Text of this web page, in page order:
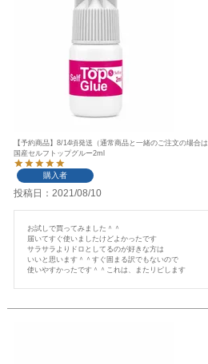
【予約商品】8/14頃発送（通常商品と一緒のご注文の場合
国産セルフトップグルー2ml
購入者
投稿日 2021/08/10
お試しで買ってみました＾＾
届いてすぐ使いましたけどよかったです
サラサラよりドロとしてるのが好きな方は
いいと思います＾＾すぐ固まる訳でもないので
使いやすかったです＾＾これは、またリピします